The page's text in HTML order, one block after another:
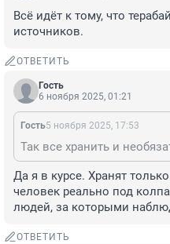
Всё идёт к тому, что
источников.
ОТВЕТИТЬ
Гость
6 ноября 2025, 01:21
Гость5 ноября 2025, 17:53
Так все хранить и
Да я в курсе. Хранят
человек реально под
людей, за которыми
ОТВЕТИТЬ